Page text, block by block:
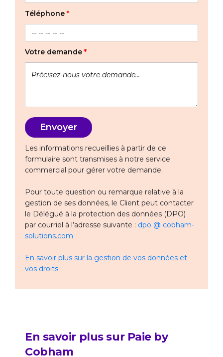
Téléphone *
Votre demande *
Les informations recueillies à partir de ce
formulaire sont transmises à notre service
commercial pour gérer votre demande.
Pour toute question ou remarque relative à la
gestion de ses données, le Client peut contacter
le Délégué à la protection des données (DPO)
par courriel à l’adresse suivante : dpo @ cobham-
solutions.com
En savoir plus sur la gestion de vos données et
vos droits
En savoir plus sur Paie by
Cobham